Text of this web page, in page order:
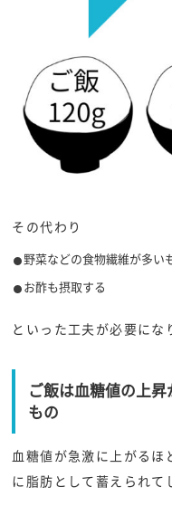
その代わり
野菜などの食物繊維が多い
お酢も摂取する
といった工夫が必要にな
ご飯は血糖値の上
もの
血糖値が急激に上がる
に脂肪として蓄えられて